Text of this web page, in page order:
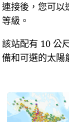
連接後，您可以
等級。
該站配有 10 公
備和可選的太陽